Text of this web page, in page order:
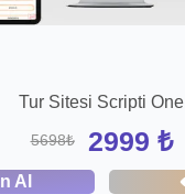
Tur Sitesi Scripti One
5698₺ 2999 ₺
Al